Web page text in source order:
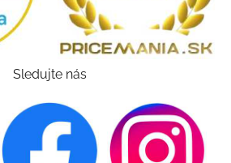
Sledujte nás